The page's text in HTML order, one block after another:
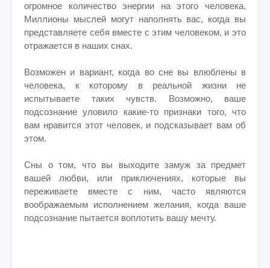
огромное количество энергии на этого человека.
Миллионы мыслей могут наполнять вас, когда вы
представляете себя вместе с этим человеком, и это
отражается в наших снах.
Возможен и вариант, когда во сне вы влюблены в
человека, к которому в реальной жизни не
испытываете таких чувств. Возможно, ваше
подсознание уловило какие-то признаки того, что
вам нравится этот человек, и подсказывает вам об
этом.
Сны о том, что вы выходите замуж за предмет
вашей любви, или приключениях, которые вы
переживаете вместе с ним, часто являются
воображаемым исполнением желания, когда ваше
подсознание пытается воплотить вашу мечту.